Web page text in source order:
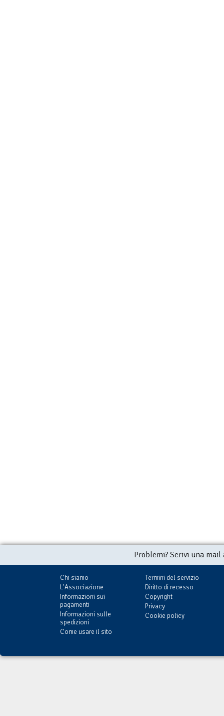
Problemi? Scrivi una
Chi siamo
L'Associazione
Informazioni sui
pagamenti
Informazioni sulle
spedizioni
Come usare il sito
Termini del servizio
Diritto di recesso
Copyright
Privacy
Cookie policy